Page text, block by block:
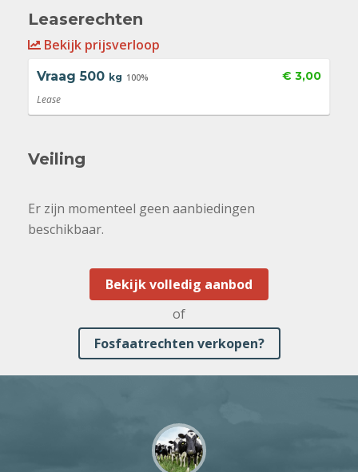
Leaserechten
Bekijk prijsverloop
Vraag 500 kg 100% € 3,00
Lease
Veiling
Er zijn momenteel geen aanbiedingen
beschikbaar.
Bekijk volledig aanbod
of
Fosfaatrechten verkopen?